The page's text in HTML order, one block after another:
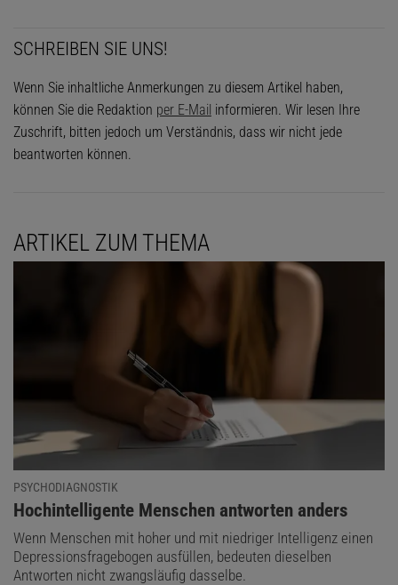
SCHREIBEN SIE UNS!
Wenn Sie inhaltliche Anmerkungen zu diesem Artikel haben,
können Sie die Redaktion per E-Mail informieren. Wir lesen Ihre
Zuschrift, bitten jedoch um Verständnis, dass wir nicht jede
beantworten können.
ARTIKEL ZUM THEMA
PSYCHODIAGNOSTIK
:
Hochintelligente Menschen antworten anders
Wenn Menschen mit hoher und mit niedriger Intelligenz einen
Depressionsfragebogen ausfüllen, bedeuten dieselben
Antworten nicht zwangsläufig dasselbe.